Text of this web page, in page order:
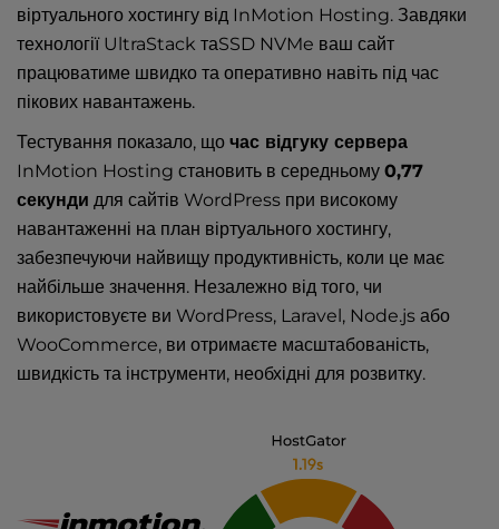
віртуального хостингу від InMotion Hosting. Завдяки
технології UltraStack таSSD NVMe ваш сайт
працюватиме швидко та оперативно навіть під час
пікових навантажень.
Тестування показало, що час відгуку сервера
InMotion Hosting становить в середньому 0,77
секунди для сайтів WordPress при високому
навантаженні на план віртуального хостингу,
забезпечуючи найвищу продуктивність, коли це має
найбільше значення. Незалежно від того, чи
використовуєте ви WordPress, Laravel, Node.js або
WooCommerce, ви отримаєте масштабованість,
швидкість та інструменти, необхідні для розвитку.